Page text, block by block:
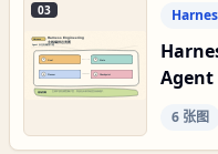
03
Agent
6 张图